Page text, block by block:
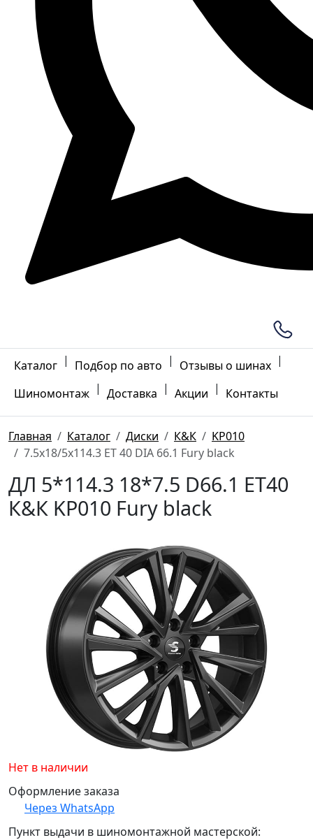
Каталог | Подбор по авто | Отзывы о шинах |
Шиномонтаж | Доставка | Акции | Контакты
Главная Каталог Диски К&К
KP010
7.5x18/5x114.3 ET 40 DIA 66.1 Fury black
ДЛ 5*114.3 18*7.5 D66.1 ET40
К&К KP010 Fury black
Нет в наличии
Оформление заказа
Через WhatsApp
Пункт выдачи в шиномонтажной мастерской: